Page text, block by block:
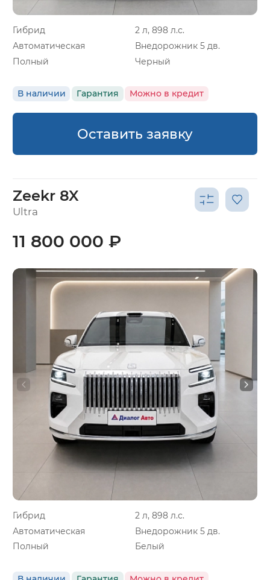
Гибрид
2 л, 898 л.с.
Автоматическая
Внедорожник 5 дв.
Полный
Черный
В наличии Гарантия Можно в кредит
Оставить заявку
Zeekr 8X
Ultra
Гибрид
2 л, 898 л.с.
Автоматическая
Внедорожник 5 дв.
Полный
Белый
11 800 000 ₽